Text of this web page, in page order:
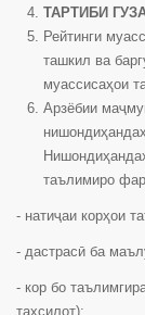
ТАРТИБИ
Рейтинги
ташкил ва
муассисаҳои
Арзёбии
таълимиро
- натиҷаи корҳои
- дастрасӣ ба
- кор бо
таҳсилот);